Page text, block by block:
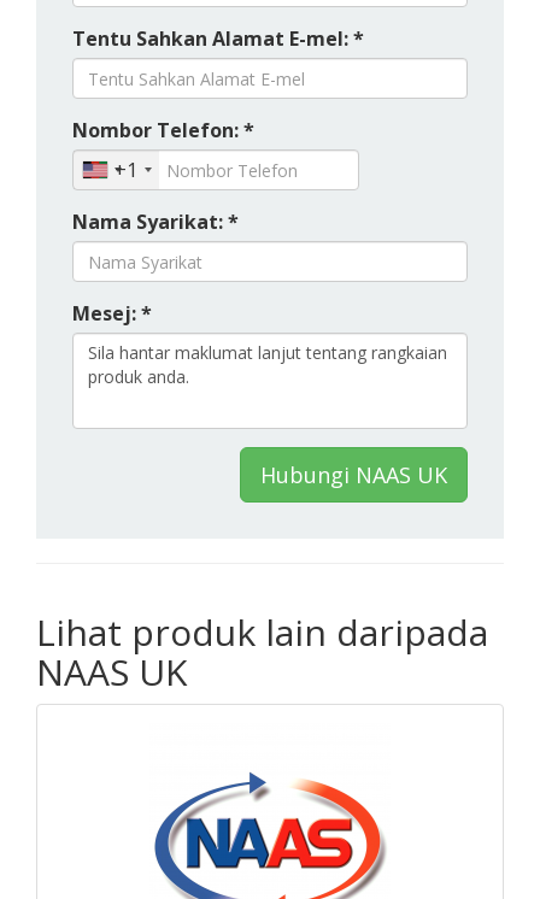
Tentu Sahkan Alamat E-mel: *
Nombor Telefon: *
+1
Nama Syarikat: *
Mesej: *
Hubungi NAAS UK
Lihat produk lain daripada
NAAS UK